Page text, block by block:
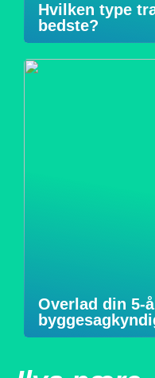
Hvilken type
bedste?
Overlad din 5-